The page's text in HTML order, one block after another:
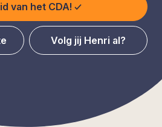
van het CDA!
Volg jij Henri al?